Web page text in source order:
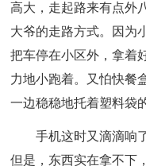
高大，走起路来有点外
大爷的走路方式。因为
把车停在小区外，拿着
力地小跑着。又怕快餐
一边稳稳地托着塑料袋
手机这时又滴滴响
但是，东西实在拿不下